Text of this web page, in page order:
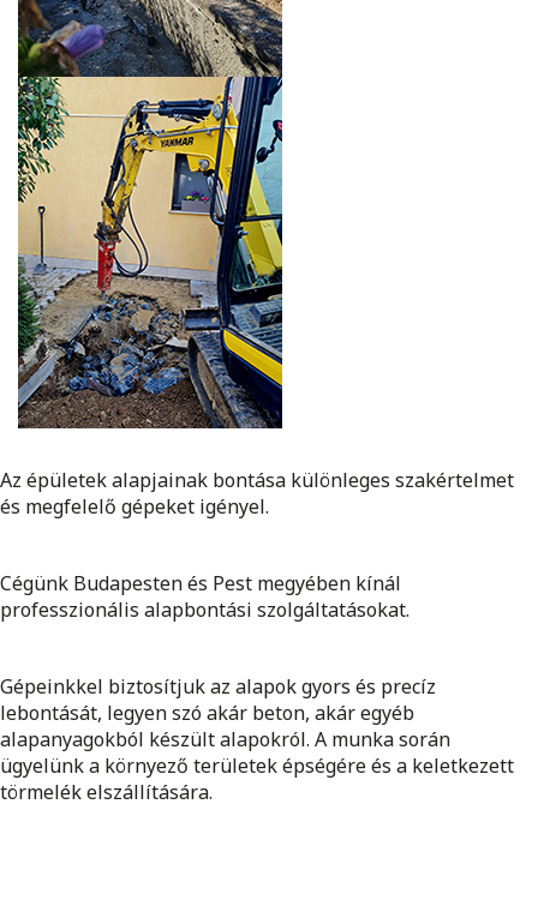
Az épületek alapjainak bontása különleges szakértelmet
és megfelelő gépeket igényel.
Cégünk Budapesten és Pest megyében kínál
professzionális alapbontási szolgáltatásokat.
Gépeinkkel biztosítjuk az alapok gyors és precíz
lebontását, legyen szó akár beton, akár egyéb
alapanyagokból készült alapokról. A munka során
ügyelünk a környező területek épségére és a keletkezett
törmelék elszállítására.